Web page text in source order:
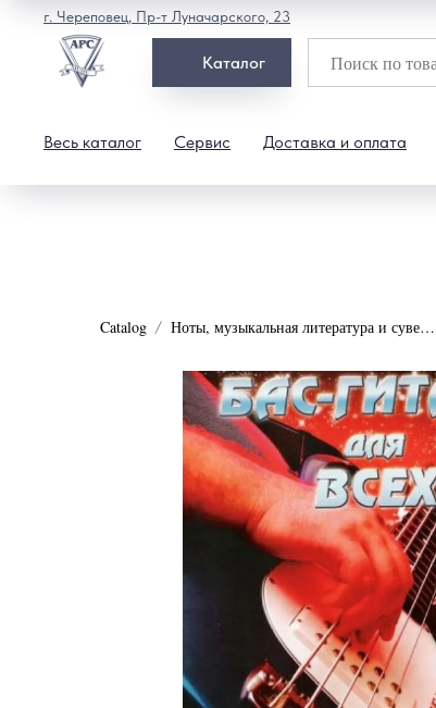
Каталог
Весь каталог Сервис Доставка и оплата
г. Череповец, Пр-т Луначарского, 23
Catalog Ноты, музыкальная литература и сувениры